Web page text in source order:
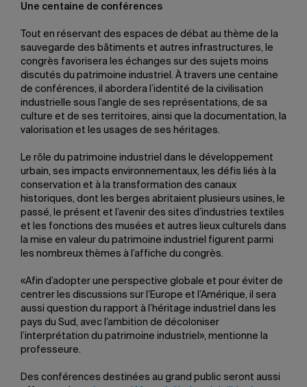
Une centaine de conférences
Tout en réservant des espaces de débat au thème de la
sauvegarde des bâtiments et autres infrastructures, le
congrès favorisera les échanges sur des sujets moins
discutés du patrimoine industriel. À travers une centaine
de conférences, il abordera l’identité de la civilisation
industrielle sous l’angle de ses représentations, de sa
culture et de ses territoires, ainsi que la documentation, la
valorisation et les usages de ses héritages.
Le rôle du patrimoine industriel dans le développement
urbain, ses impacts environnementaux, les défis liés à la
conservation et à la transformation des canaux
historiques, dont les berges abritaient plusieurs usines, le
passé, le présent et l’avenir des sites d’industries textiles
et les fonctions des musées et autres lieux culturels dans
la mise en valeur du patrimoine industriel figurent parmi
les nombreux thèmes à l’affiche du congrès.
«Afin d’adopter une perspective globale et pour éviter de
centrer les discussions sur l’Europe et l’Amérique, il sera
aussi question du rapport à l’héritage industriel dans les
pays du Sud, avec l’ambition de décoloniser
l’interprétation du patrimoine industriel», mentionne la
professeure.
Des conférences destinées au grand public seront aussi